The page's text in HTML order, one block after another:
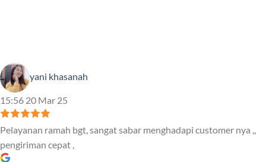
yani khasanah
15:56 20 Mar 25
Pelayanan ramah bgt, sangat sabar menghadapi customer nya ,,
pengiriman cepat ,